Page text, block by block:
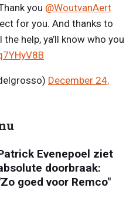
you @WoutvanAert
for you. And thanks to
help, ya’ll know who you
December 24,
Evenepoel ziet
doorbraak:
goed voor Remco"